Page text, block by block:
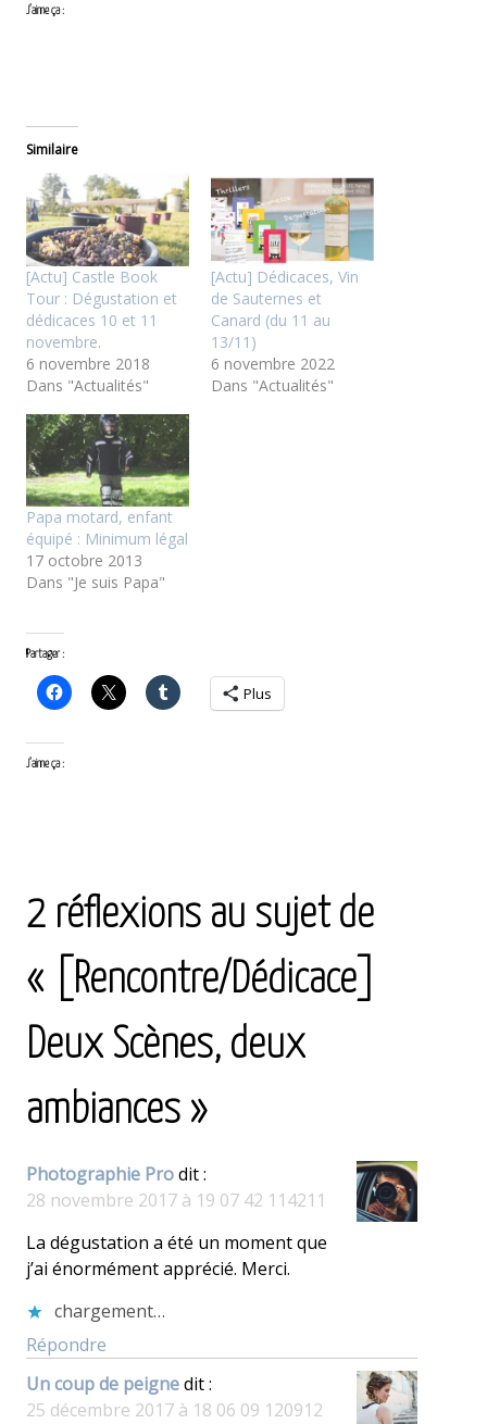
J’aime ça :
Similaire
[Actu] Castle Book
Tour : Dégustation et
dédicaces 10 et 11
novembre.
6 novembre 2018
Dans "Actualités"
[Actu] Dédicaces, Vin
de Sauternes et
Canard (du 11 au
13/11)
6 novembre 2022
Dans "Actualités"
Papa motard, enfant
équipé : Minimum légal
17 octobre 2013
Dans "Je suis Papa"
Partager :
Plus
J’aime ça :
article
précédent
2 réflexions au sujet de
« [Rencontre/Dédicace]
Deux Scènes, deux
ambiances »
Photographie Prodit :
28 novembre 2017 à 19 07 42 114211
La dégustation a été un moment que
j’ai énormément apprécié. Merci.
chargement…
Répondre
Un coup de peignedit :
25 décembre 2017 à 18 06 09 120912